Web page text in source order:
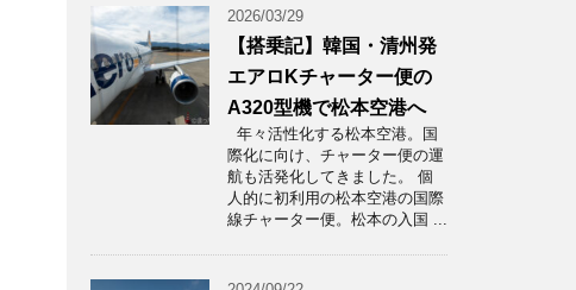
2026/03/29
【搭乗記】韓国・清州発
エアロKチャーター便の
A320型機で松本空港へ
年々活性化する松本空港。国
際化に向け、チャーター便の運
航も活発化してきました。 個
人的に初利用の松本空港の国際
線チャーター便。松本の入国 ...